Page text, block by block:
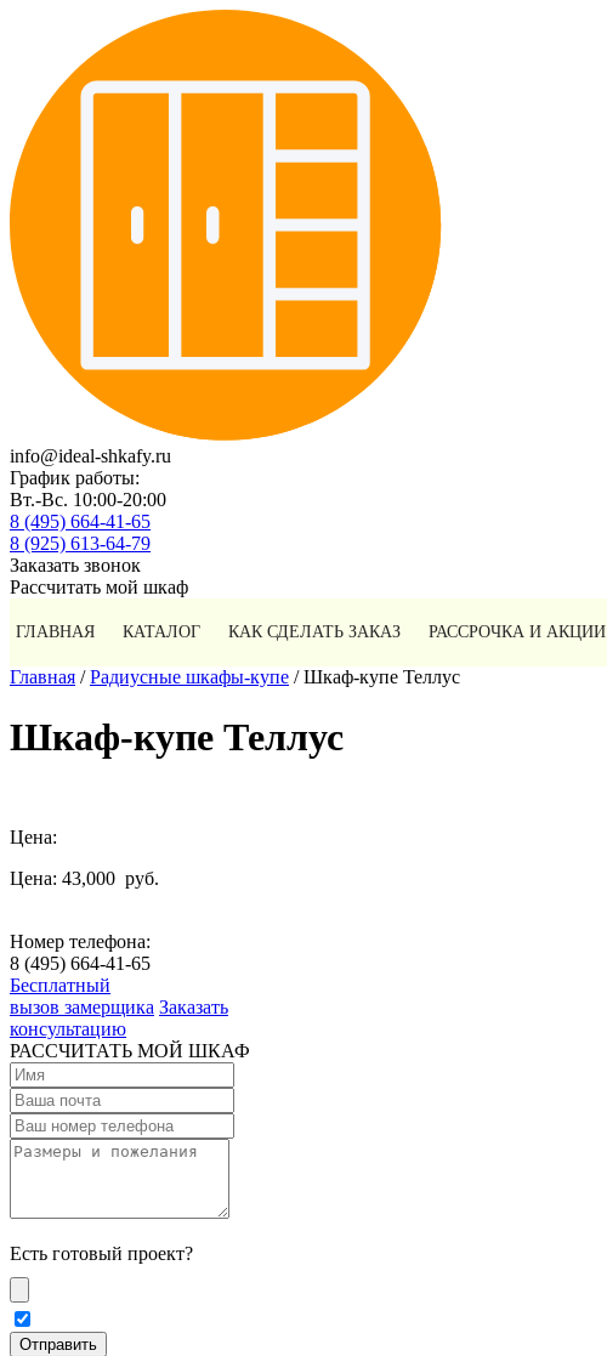
info@ideal-shkafy.ru
График работы:
Вт.-Вс. 10:00-20:00
8 (495) 664-41-65
8 (925) 613-64-79
Заказать звонок
Рассчитать мой шкаф
ГЛАВНАЯ КАТАЛОГ КАК СДЕЛАТЬ ЗАКАЗ РАССРОЧКА И АКЦИИ
Главная /Радиусные шкафы-купе / Шкаф-купе Теллус
Шкаф-купе Теллус
Цена:
Цена: 43,000 руб.
Номер телефона:
8 (495) 664-41-65
Бесплатный
вызов замерщика Заказать
консультацию
РАССЧИТАТЬ МОЙ ШКАФ
Есть готовый проект?